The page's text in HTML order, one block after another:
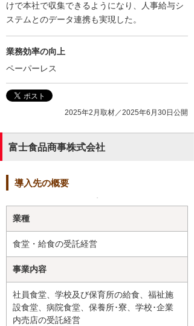
けで本社で収集できるようになり、人事給与シ
ステムとのデータ連携も実現した。
業務効率の向上
ペーパーレス
2025年2月取材／2025年6月30日公開
富士食品商事株式会社
導入先の概要
業種
食堂・給食の受託経営
事業内容
社員食堂、学校及び保育所の給食、福祉施
設食堂、病院食堂、保養所･寮、学校･企業
内売店の受託経営